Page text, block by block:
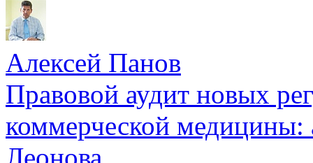
Алексей Панов
Правовой аудит новых
коммерческой медицины:
Леонова